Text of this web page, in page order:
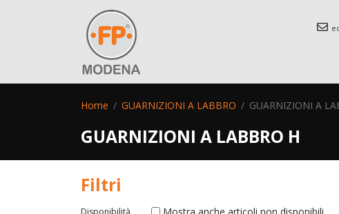
Home GUARNIZIONI A LABBRO GUARNIZIONI A
GUARNIZIONI A LABBRO H
Filtri
Disponibilità